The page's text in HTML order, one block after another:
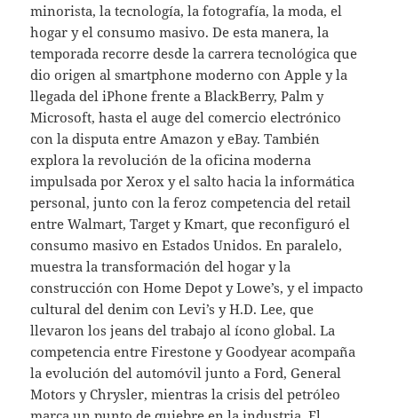
minorista, la tecnología, la fotografía, la moda, el
hogar y el consumo masivo. De esta manera, la
temporada recorre desde la carrera tecnológica que
dio origen al smartphone moderno con Apple y la
llegada del iPhone frente a BlackBerry, Palm y
Microsoft, hasta el auge del comercio electrónico
con la disputa entre Amazon y eBay. También
explora la revolución de la oficina moderna
impulsada por Xerox y el salto hacia la informática
personal, junto con la feroz competencia del retail
entre Walmart, Target y Kmart, que reconfiguró el
consumo masivo en Estados Unidos. En paralelo,
muestra la transformación del hogar y la
construcción con Home Depot y Lowe’s, y el impacto
cultural del denim con Levi’s y H.D. Lee, que
llevaron los jeans del trabajo al ícono global. La
competencia entre Firestone y Goodyear acompaña
la evolución del automóvil junto a Ford, General
Motors y Chrysler, mientras la crisis del petróleo